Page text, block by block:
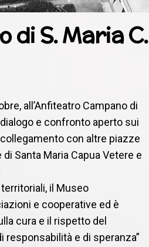
di S. Maria C.
all’Anfiteatro Campano di
e confronto aperto sui
con altre piazze
di Santa Maria Capua Vetere e
il Museo
e cooperative ed è
cura e il rispetto del
responsabilità e di speranza”